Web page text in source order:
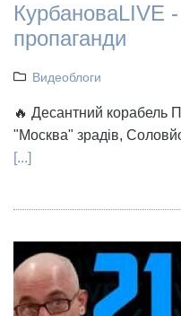
КурбановаLIVE
пропаганди
Видеоблоги
🔥 Десантний
"Москва" зрадів,
[...]